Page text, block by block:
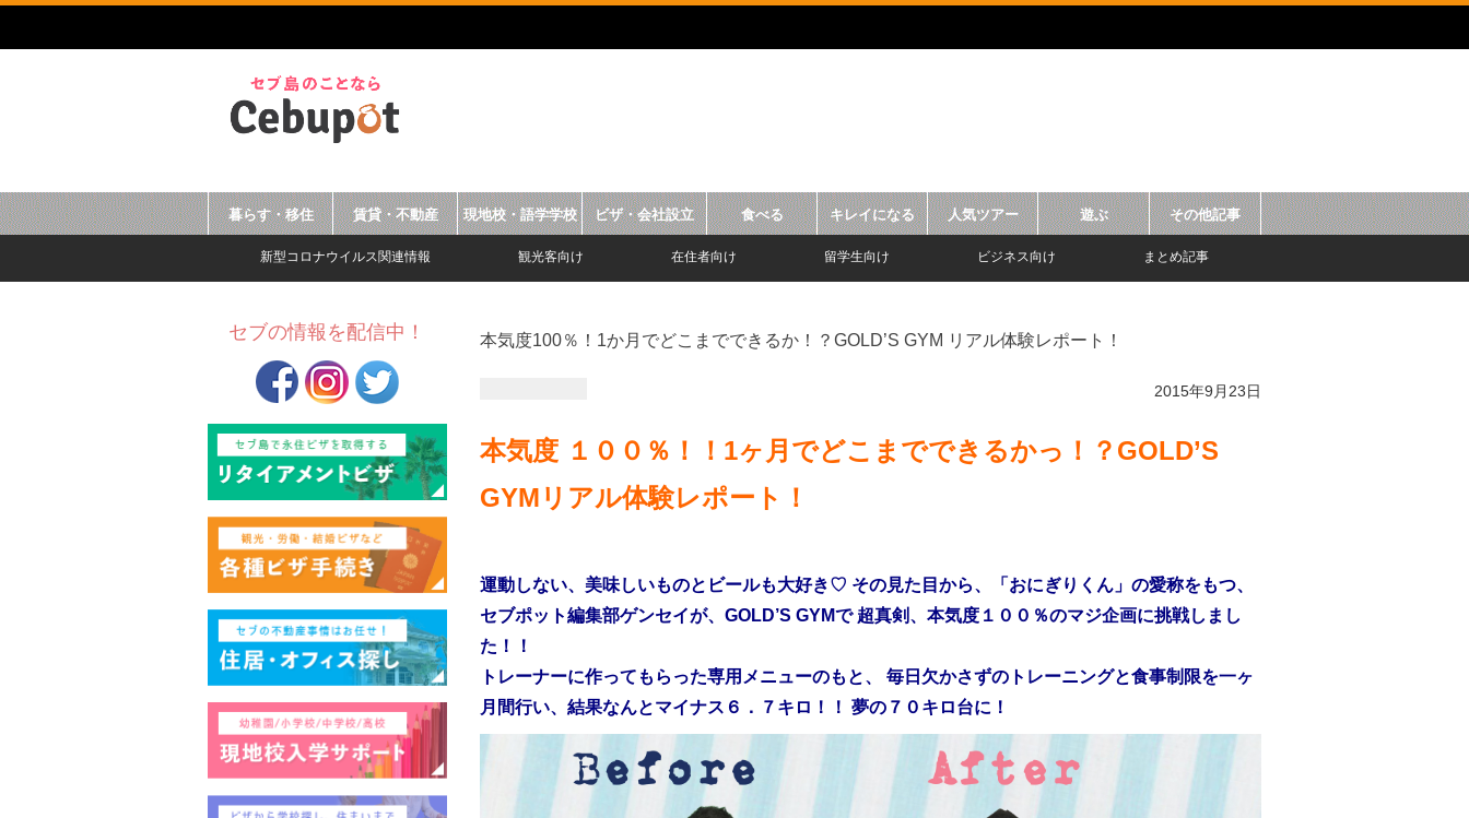
暮らす・移住 賃貸・不動産 現地校・語学学校 ビザ・会社設立 食べる キレイになる 人気ツアー 遊ぶ その他記事
新型コロナウイルス関連情報 観光客向け 在住者向け 留学生向け ビジネス向け まとめ記事
本気度100％！1か月でどこまでできるか！？GOLD’S GYM リアル体験レポート！
2015年9月23日
本気度 １００％！！1ヶ月でどこまでできるかっ！？GOLD’S
GYMリアル体験レポート！
運動しない、美味しいものとビールも大好き♡ その見た目から、「おにぎりくん」の愛称をもつ、
セブポット編集部ゲンセイが、 GOLD’S GYMで 超真剣、本気度１００％のマジ企画に挑戦しまし
た！！
トレーナーに作ってもらった専用メニューのもと、 毎日欠かさずのトレーニングと食事制限を一ヶ
月間行い、結果なんとマイナス６．７キロ！！ 夢の７０キロ台に！
セブの情報を配信中！